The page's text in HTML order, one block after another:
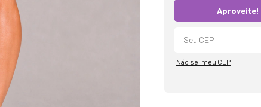
Aproveite!
Não sei meu CEP